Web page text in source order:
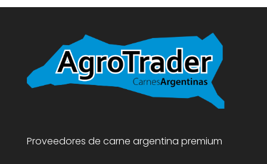
Proveedores de carne argentina premium